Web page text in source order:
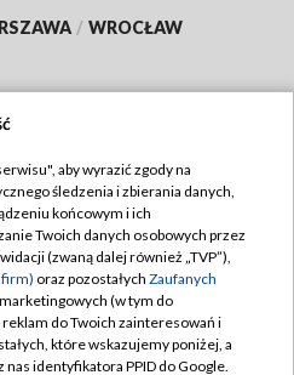
/ WROCŁAW
TVP
TVP
prywatności
zgody
Pomoc
aby wyrazić zgody na
śledzenia i zbierania danych,
końcowym i ich
Twoich danych osobowych przez
(zwaną dalej również „TVP”),
firm) oraz pozostałych Zaufanych
(w tym do
do Twoich zainteresowań i
które wskazujemy poniżej, a
identyfikatora PPID do Google.